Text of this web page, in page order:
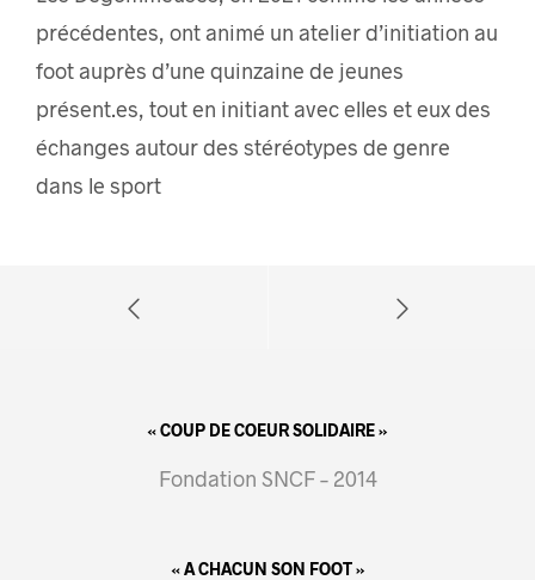
précédentes, ont animé un atelier d’initiation au
foot auprès d’une quinzaine de jeunes
présent.es, tout en initiant avec elles et eux des
échanges autour des stéréotypes de genre
dans le sport
« COUP DE COEUR SOLIDAIRE »
Fondation SNCF – 2014
« A CHACUN SON FOOT »